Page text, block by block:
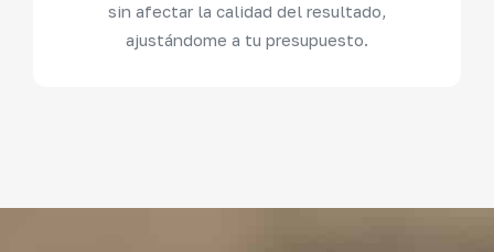
sin afectar la calidad del resultado,
ajustándome a tu presupuesto.